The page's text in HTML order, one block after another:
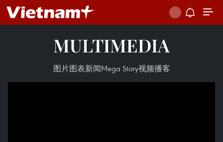
MULTIMEDIA
图片图表新闻Mega Story视频播客